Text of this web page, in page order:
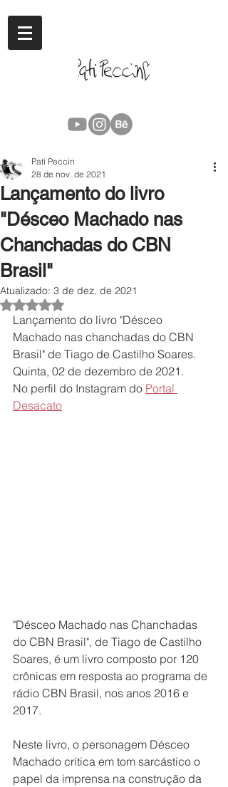
Lançamento do livro
"Désceo Machado nas
Chanchadas do CBN
Brasil"
Pati Peccin
28 de nov. de 2021
Atualizado: 3 de dez. de 2021
Avaliado com NaN de 5 estrelas.
Lançamento do livro "Désceo
Machado nas chanchadas do CBN
Brasil" de Tiago de Castilho Soares.
Quinta, 02 de dezembro de 2021.
No perfil do Instagram do Portal
Desacato
"Désceo Machado nas Chanchadas
do CBN Brasil", de Tiago de Castilho
Soares, é um livro composto por 120
crônicas em resposta ao programa de
rádio CBN Brasil, nos anos 2016 e
2017.
Neste livro, o personagem Désceo
Machado crítica em tom sarcástico o
papel da imprensa na construção da